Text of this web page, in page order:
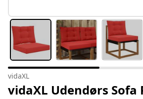
vidaXL
vidaXL Udendørs Sofa